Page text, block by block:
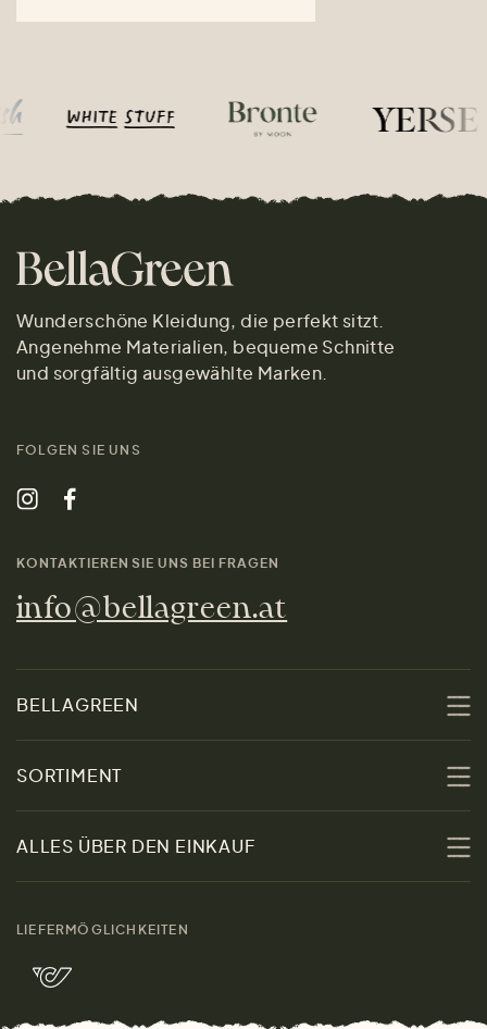
Wunderschöne Kleidung, die perfekt sitzt.
Angenehme Materialien, bequeme Schnitte
und sorgfältig ausgewählte Marken.
FOLGEN SIE UNS
KONTAKTIEREN SIE UNS BEI FRAGEN
info@bellagreen.at
BELLAGREEN
Nachhaltigkeit
Kontakt
Marken
SORTIMENT
Damen
Herren
Wohnen
ALLES ÜBER DEN EINKAUF
LIEFERMÖGLICHKEITEN